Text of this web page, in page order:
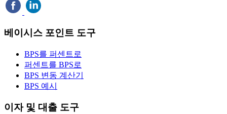
베이시스 포인트 도구
BPS를 퍼센트로
퍼센트를 BPS로
BPS 변동 계산기
BPS 예시
이자 및 대출 도구